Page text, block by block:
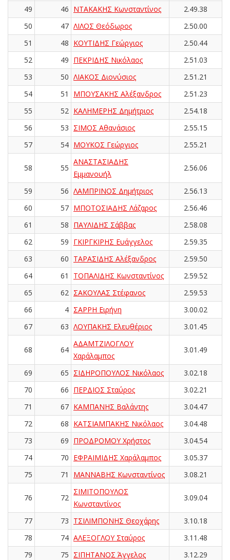
49 46 ΝΤΑΚΑΚΗΣ Κωνσταντίνος
2.49.38
50
47 ΛΙΛΟΣ Θεόδωρος
2.50.00
51
48 ΚΟΥΤΙΔΗΣ Γεώργιος
2.50.44
52
49 ΠΕΚΡΙΔΗΣ Νικόλαος
2.51.03
53
50 ΛΙΑΚΟΣ Διονύσιος
2.51.21
54
51 ΜΠΟΥΣΑΚΗΣ Αλέξανδρος
2.51.23
55
52 ΚΑΛΗΜΕΡΗΣ Δημήτριος
2.54.18
56
53 ΣΙΜΟΣ Αθανάσιος
2.55.15
57
54 ΜΟΥΚΟΣ Γεώργιος 2.55.21
58 55
ΑΝΑΣΤΑΣΙΑΔΗΣ
Εμμανουήλ
2.56.06
59 56 ΛΑΜΠΡΙΝΟΣ Δημήτριος
2.56.13
60
57 ΜΠΟΤΟΣΙΑΔΗΣ Λάζαρος
2.56.46
61
58 ΠΑΥΛΙΔΗΣ Σάββας
2.58.08
62
59 ΓΚΙΡΓΚΙΡΗΣ Ευάγγελος
2.59.35
63
60 ΤΑΡΑΣΙΔΗΣ Αλέξανδρος
2.59.50
64
61 ΤΟΠΑΛΙΔΗΣ Κωνσταντίνος
2.59.52
65
62 ΣΑΚΟΥΛΑΣ Στέφανος
2.59.53
66
4 ΣΑΡΡΗ Ειρήνη
3.00.02
67
63 ΛΟΥΠΑΚΗΣ Ελευθέριος 3.01.45
68 64
ΑΔΑΜΤΖΙΛΟΓΛΟΥ
Χαράλαμπος
3.01.49
69 65 ΣΙΔΗΡΟΠΟΥΛΟΣ Νικόλαος
3.02.18
70
66 ΠΕΡΔΙΟΣ Σταύρος
3.02.21
71
67 ΚΑΜΠΑΝΗΣ Βαλάντης
3.04.47
72
68 ΚΑΤΣΙΑΜΠΑΚΗΣ Νικόλαος
3.04.48
73
69 ΠΡΟΔΡΟΜΟΥ Χρήστος
3.04.54
74
70 ΕΦΡΑΙΜΙΔΗΣ Χαράλαμπος
3.05.37
75
71 ΜΑΝΝΑΒΗΣ Κωνσταντίνος 3.08.21
76 72
ΣΙΜΙΤΟΠΟΥΛΟΣ
Κωνσταντίνος
3.09.04
77 73 ΤΣΙΛΙΜΠΟΝΗΣ Θεοχάρης
3.10.18
78
74 ΑΛΕΞΟΓΛΟΥ Σταύρος
3.11.48
79
75 ΣΙΠΗΤΑΝΟΣ Άγγελος
3.12.29